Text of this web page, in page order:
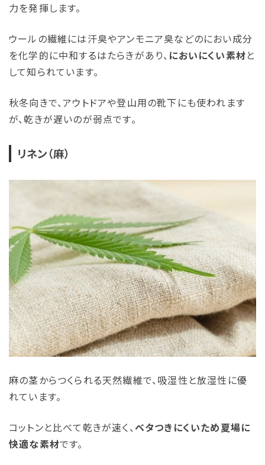
力を発揮します。
ウールの繊維には汗臭やアンモニア臭などのにおい成分
を化学的に中和するはたらきがあり、 においにくい素材と
して知られています。
秋冬向きで、アウトドアや登山用の靴下にも使われます
が、乾きが遅いのが弱点です。
リネン（麻）
麻の茎からつくられる天然繊維で、吸湿性と放湿性に優
れています。
コットンと比べて乾きが速く、ベタつきにくいため夏場に
快適な素材です。